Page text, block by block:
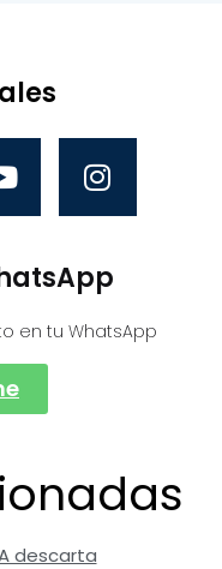
en tu WhatsApp
descarta